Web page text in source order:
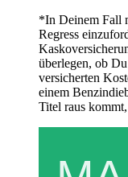
*In Deinem Fall
Regress
überlegen, ob
versicherten
einem
Titel raus